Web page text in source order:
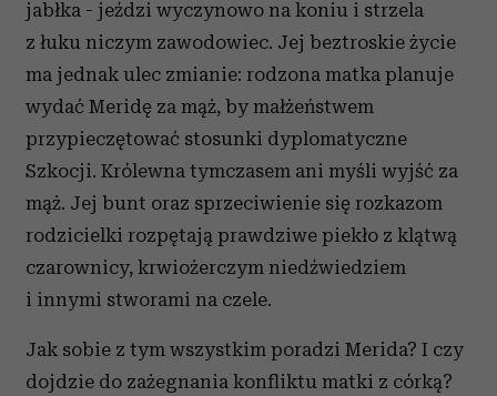
jabłka - jeździ wyczynowo na koniu i strzela
z łuku niczym zawodowiec. Jej beztroskie życie
ma jednak ulec zmianie: rodzona matka planuje
wydać Meridę za mąż, by małżeństwem
przypieczętować stosunki dyplomatyczne
Szkocji. Królewna tymczasem ani myśli wyjść za
mąż. Jej bunt oraz sprzeciwienie się rozkazom
rodzicielki rozpętają prawdziwe piekło z klątwą
czarownicy, krwiożerczym niedźwiedziem
i innymi stworami na czele.
Jak sobie z tym wszystkim poradzi Merida? I czy
dojdzie do zażegnania konfliktu matki z córką?